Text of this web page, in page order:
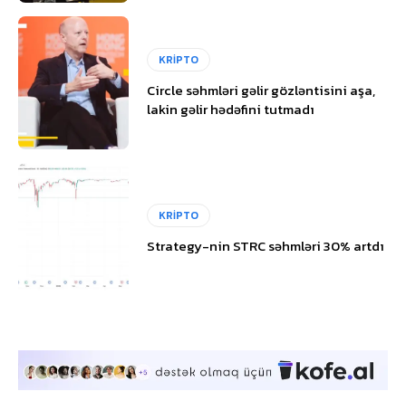
KRİPTO
Circle səhmləri gəlir gözləntisini aşa,
lakin gəlir hədəfini tutmadı
KRİPTO
Strategy-nin STRC səhmləri 30% artdı